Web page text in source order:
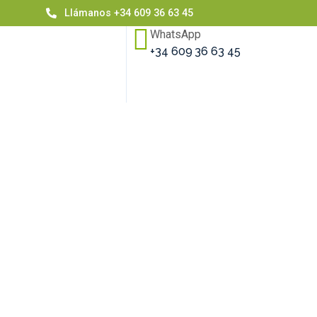
Llámanos +34 609 36 63 45
WhatsApp
+34 609 36 63 45